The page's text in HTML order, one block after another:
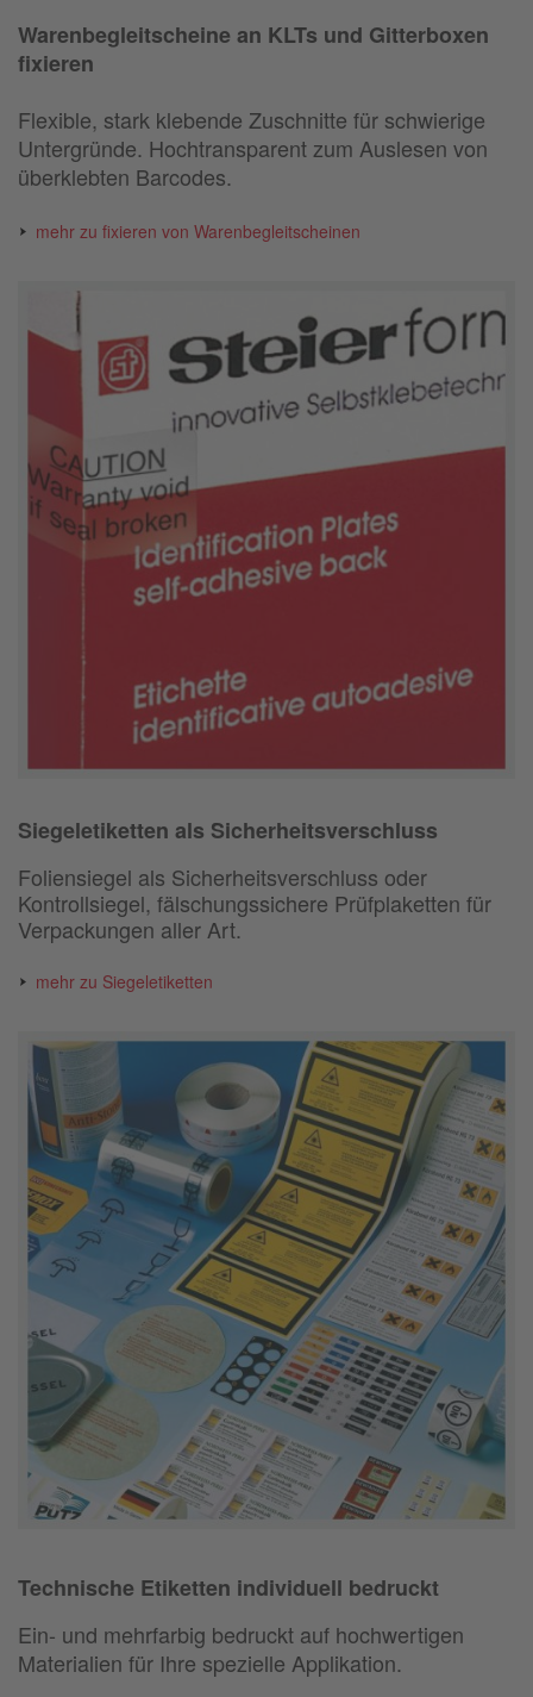
Warenbegleitscheine an KLTs und Gitterboxen
fixieren
Flexible, stark klebende Zuschnitte für schwierige
Untergründe. Hochtransparent zum Auslesen von
überklebten Barcodes.
mehr zu fixieren von Warenbegleitscheinen
Siegeletiketten als Sicherheitsverschluss
Foliensiegel als Sicherheitsverschluss oder
Kontrollsiegel, fälschungssichere Prüfplaketten für
Verpackungen aller Art.
mehr zu Siegeletiketten
Technische Etiketten individuell bedruckt
Ein- und mehrfarbig bedruckt auf hochwertigen
Materialien für Ihre spezielle Applikation.